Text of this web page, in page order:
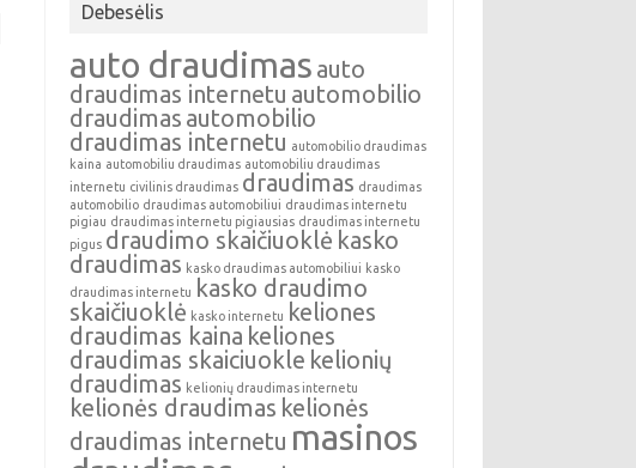
Debesėlis
auto draudimas auto
draudimas internetu automobilio
draudimas automobilio
draudimas internetu automobilio draudimas
kaina automobiliu draudimas automobiliu draudimas
internetu civilinis draudimas draudimas draudimas
automobilio draudimas automobiliui draudimas internetu
pigiau draudimas internetu pigiausias draudimas internetu
pigus draudimo skaičiuoklė kasko
draudimas kasko draudimas automobiliui kasko
draudimas internetu
kasko draudimo
skaičiuoklė kasko internetu
keliones
draudimas kaina keliones
draudimas skaiciuokle kelionių
draudimas kelionių draudimas internetu
kelionės draudimas kelionės
draudimas internetu masinos